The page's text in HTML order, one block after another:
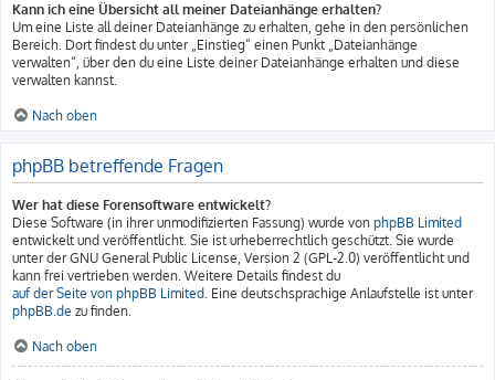
Kann ich eine Übersicht all meiner Dateianhänge erhalten?
Um eine Liste all deiner Dateianhänge zu erhalten, gehe in den persönlichen
Bereich. Dort findest du unter „Einstieg“ einen Punkt „Dateianhänge
verwalten“, über den du eine Liste deiner Dateianhänge erhalten und diese
verwalten kannst.
Nach oben
phpBB betreffende Fragen
Wer hat diese Forensoftware entwickelt?
Diese Software (in ihrer unmodifizierten Fassung) wurde von phpBB Limited
entwickelt und veröffentlicht. Sie ist urheberrechtlich geschützt. Sie wurde
unter der GNU General Public License, Version 2 (GPL-2.0) veröffentlicht und
kann frei vertrieben werden. Weitere Details findest du
auf der Seite von phpBB Limited. Eine deutschsprachige Anlaufstelle ist unter
phpBB.de zu finden.
Nach oben